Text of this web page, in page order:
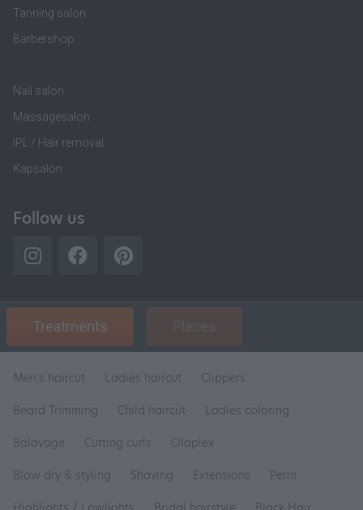
Tanning salon
Barbershop
Nail salon
Massagesalon
IPL / Hair removal
Kapsalon
Follow us
Treatments Places
Men's haircut Ladies haircut
Clippers
Beard Trimming
Child haircut
Ladies coloring
Balayage
Cutting curls
Olaplex
Blow dry & styling
Shaving Extensions
Perm